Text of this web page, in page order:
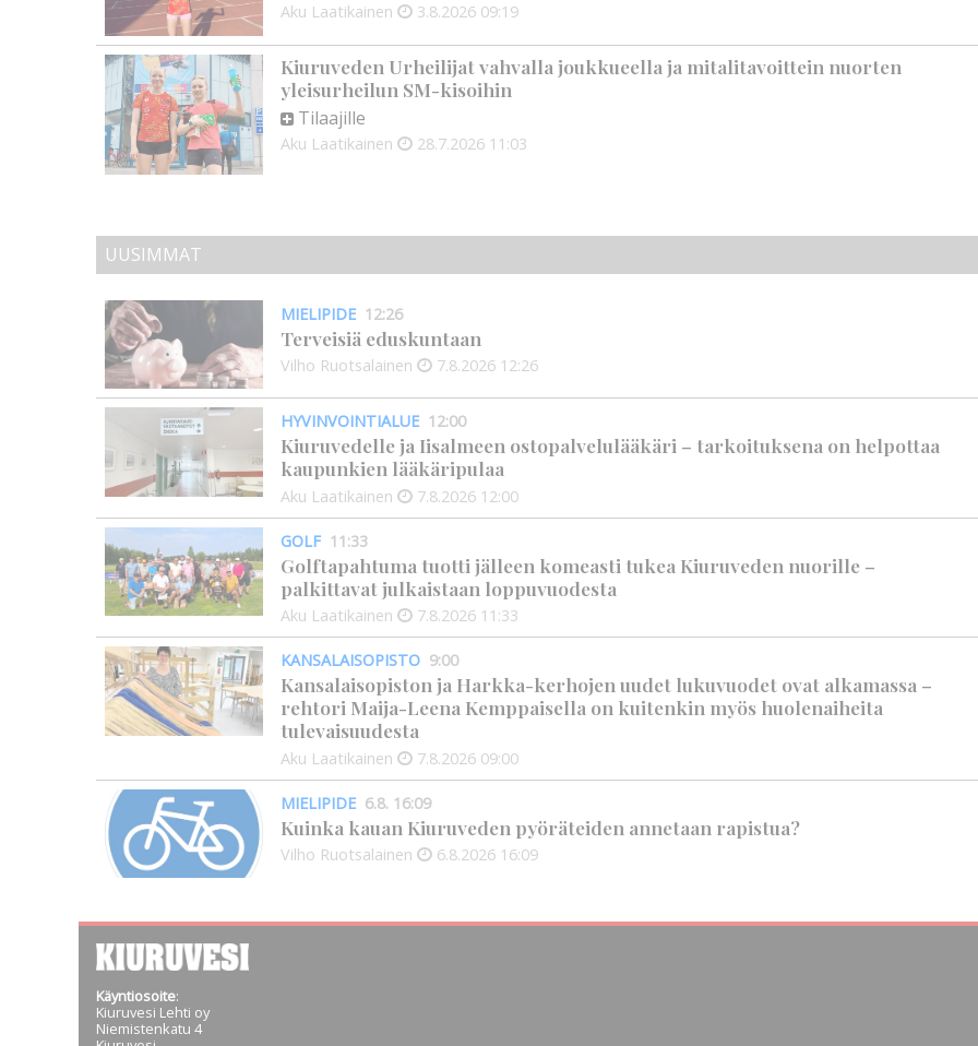
Aku Laatikainen 3.8.2026 09:19
Kiuruveden Urheilijat vahvalla joukkueella ja mitalitavoittein nuorten
yleisurheilun SM-kisoihin
Tilaajille
Aku Laatikainen 28.7.2026 11:03
UUSIMMAT
MIELIPIDE 12:26
Terveisiä eduskuntaan
Vilho Ruotsalainen 7.8.2026 12:26
HYVINVOINTIALUE 12:00
Kiuruvedelle ja Iisalmeen ostopalvelulääkäri – tarkoituksena on helpottaa
kaupunkien lääkäripulaa
Aku Laatikainen 7.8.2026 12:00
GOLF 11:33
Golftapahtuma tuotti jälleen komeasti tukea Kiuruveden nuorille –
palkittavat julkaistaan loppuvuodesta
Aku Laatikainen 7.8.2026 11:33
KANSALAISOPISTO 9:00
Kansalaisopiston ja Harkka-kerhojen uudet lukuvuodet ovat alkamassa –
rehtori Maija-Leena Kemppaisella on kuitenkin myös huolenaiheita
tulevaisuudesta
Aku Laatikainen 7.8.2026 09:00
MIELIPIDE 6.8. 16:09
Kuinka kauan Kiuruveden pyöräteiden annetaan rapistua?
Vilho Ruotsalainen 6.8.2026 16:09
Käyntiosoite:
Kiuruvesi Lehti oy
Niemistenkatu 4